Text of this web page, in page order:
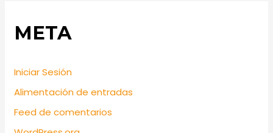
META
Iniciar Sesión
Alimentación de entradas
Feed de comentarios